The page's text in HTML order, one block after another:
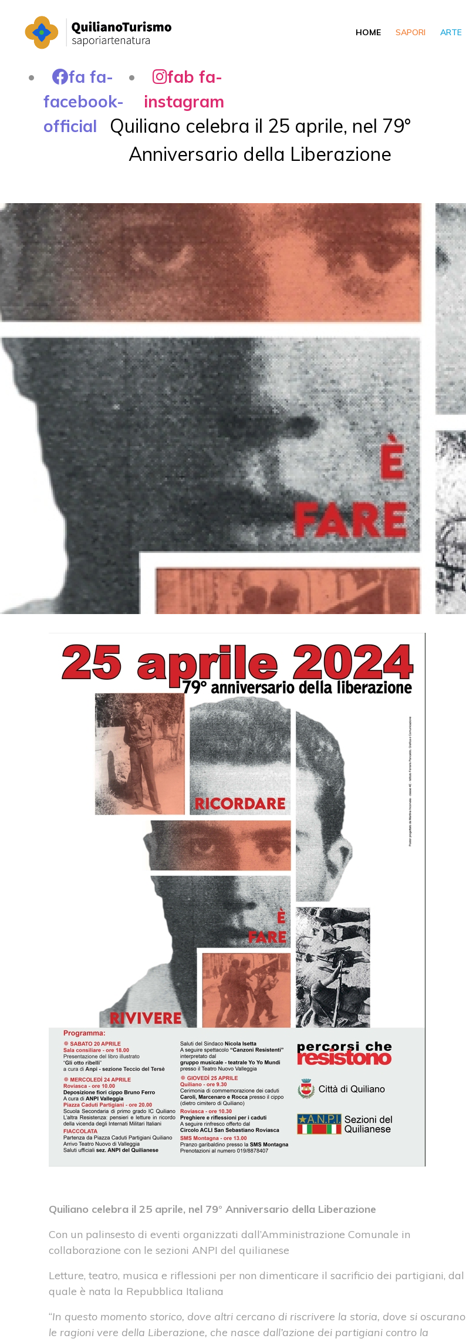
HOME SAPORI ARTE
fa fa-
facebook-
official
fab fa-
instagram
Quiliano celebra il 25 aprile, nel 79°
Anniversario della Liberazione
Quiliano celebra il 25 aprile, nel 79° Anniversario della Liberazione
Con un palinsesto di eventi organizzati dall’Amministrazione Comunale in
collaborazione con le sezioni ANPI del quilianese
Letture, teatro, musica e riflessioni per non dimenticare il sacrificio dei partigiani, dal
quale è nata la Repubblica Italiana
“In questo momento storico, dove altri cercano di riscrivere la storia, dove si oscurano
le ragioni vere della Liberazione, che nasce dall’azione dei partigiani contro la